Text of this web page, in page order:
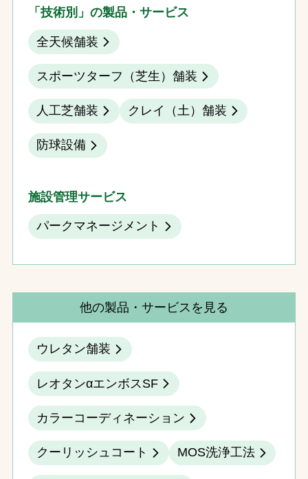
「技術別」の製品・サービス
全天候舗装
スポーツターフ（芝生）舗装
人工芝舗装 クレイ（土）舗装
防球設備
施設管理サービス
パークマネージメント
他の製品・サービスを見る
ウレタン舗装
レオタンαエンボスSF
カラーコーディネーション
クーリッシュコート MOS洗浄工法